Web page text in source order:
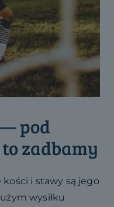
pod
zadbamy
i stawy są jego
wysiłku